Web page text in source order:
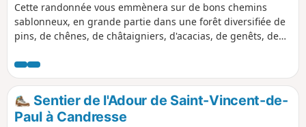
Cette randonnée vous emmènera sur de bons chemins
sablonneux, en grande partie dans une forêt diversifiée de
pins, de chênes, de châtaigniers, d'acacias, de genêts, de
Bouhette, le magnifique Moulin de Pouymartet et traverser
le Ruisseau de Cabanes sur un étroit pont de 30 cm (facile).
Sentier de l'Adour de Saint-Vincent-de-
Paul à Candresse